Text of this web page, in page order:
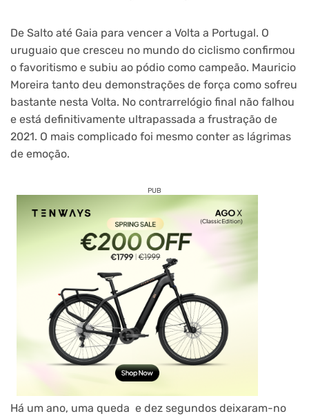
De Salto até Gaia para vencer a Volta a Portugal. O
uruguaio que cresceu no mundo do ciclismo confirmou
o favoritismo e subiu ao pódio como campeão. Mauricio
Moreira tanto deu demonstrações de força como sofreu
bastante nesta Volta. No contrarrelógio final não falhou
e está definitivamente ultrapassada a frustração de
2021. O mais complicado foi mesmo conter as lágrimas
de emoção.
PUB
Há um ano, uma queda e dez segundos deixaram-no